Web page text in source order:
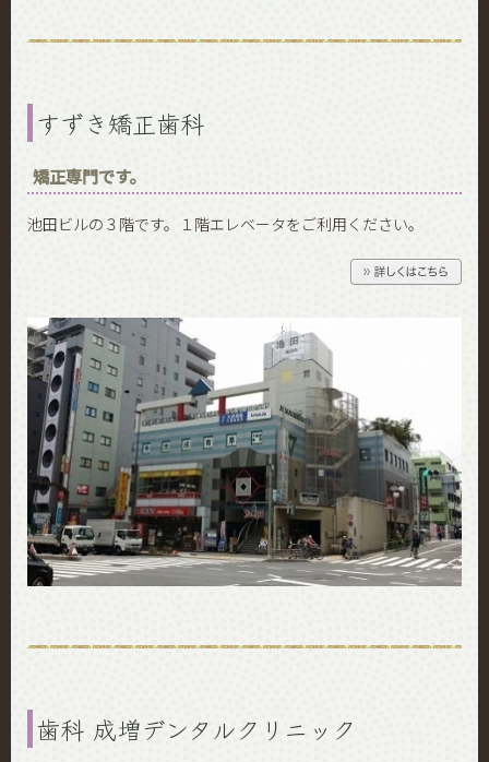
すずき矯正歯科
矯正専門です。
池田ビルの３階です。１階エレベータをご利用ください。
歯科 成増デンタルクリニック